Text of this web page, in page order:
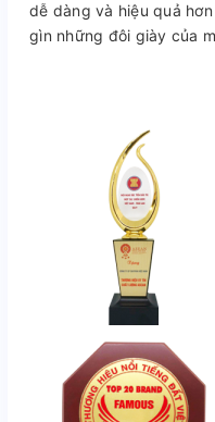
dễ dàng và hiệu quả
gìn những đôi giày của